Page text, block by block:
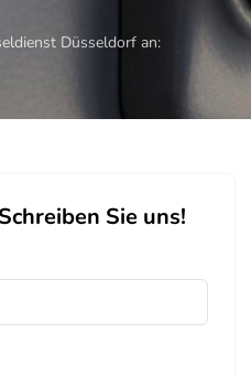
Düsseldorf an:
Sie uns!